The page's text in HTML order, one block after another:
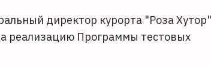
директор курорта "Роза Хутор"
реализацию Программы тестовых